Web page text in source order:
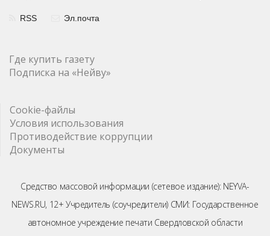
RSS Эл.почта
Где купить газету
Подписка на «Нейву»
Cookie-файлы
Условия использования
Противодействие коррупции
Документы
Средство массовой информации (сетевое издание): NEYVA-
NEWS.RU, 12+ Учредитель (соучредители) СМИ: Государственное
автономное учреждение печати Свердловской области